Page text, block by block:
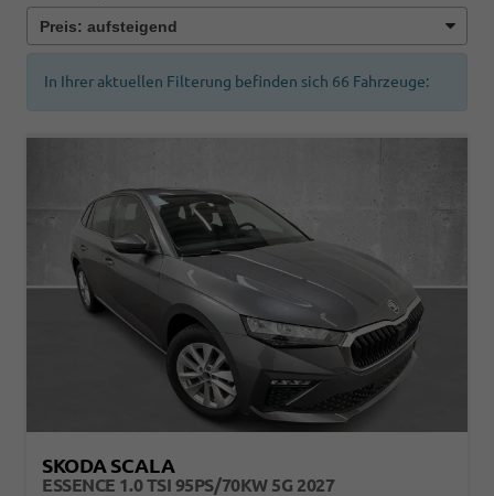
In Ihrer aktuellen Filterung befinden sich 66 Fahrzeuge:
SKODA SCALA
ESSENCE 1.0 TSI 95PS/70KW 5G 2027